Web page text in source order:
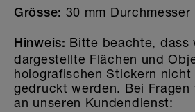
Grösse: 30 mm Durchmesser
Hinweis: Bitte beachte, dass
dargestellte Flächen und
holografischen Stickern
gedruckt werden. Bei
an unseren Kundendienst: